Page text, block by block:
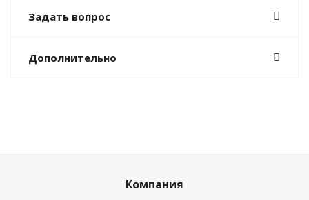
Задать вопрос
Дополнительно
Компания